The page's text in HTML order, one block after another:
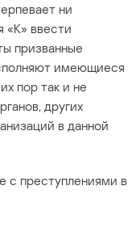
ни
«К» ввести
призванные
имеющиеся
пор так и не
других
в данной
с преступлениями в